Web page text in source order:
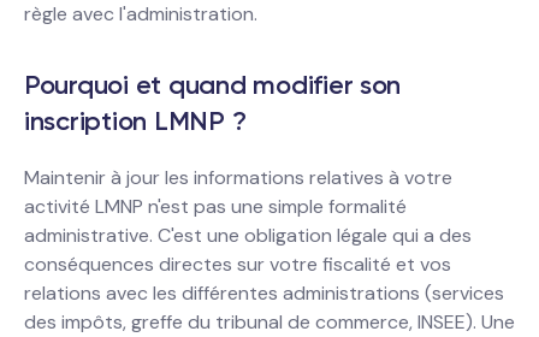
règle avec l'administration.
Pourquoi et quand modifier son
inscription LMNP ?
Maintenir à jour les informations relatives à votre
activité LMNP n'est pas une simple formalité
administrative. C'est une obligation légale qui a des
conséquences directes sur votre fiscalité et vos
relations avec les différentes administrations (services
des impôts, greffe du tribunal de commerce, INSEE). Une